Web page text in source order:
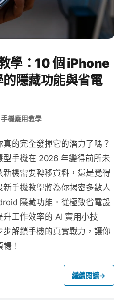
學：10 個 iPhone
隱藏功能與省電
手機應用教學
的完全發揮它的潛力了嗎？
型手機在 2026 年變得前所未
機需要轉移資料，還是覺得
手機教學將為你揭密多數人
隱藏功能。從極致省電設
工作效率的 AI 實用小技
解鎖手機的真實戰力，讓你
！
繼續閱讀→